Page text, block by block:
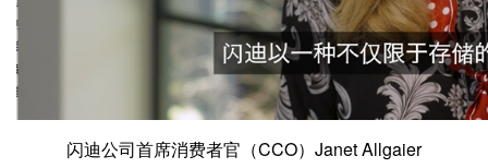
闪迪公司首席消费者官（CCO）Janet Allgaier